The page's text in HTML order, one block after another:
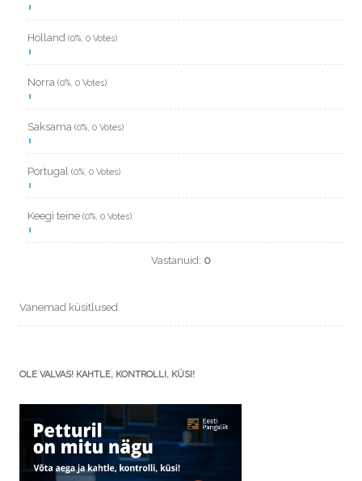
Holland (0%, 0 Votes)
Norra (0%, 0 Votes)
Saksama (0%, 0 Votes)
Portugal (0%, 0 Votes)
Keegi teine (0%, 0 Votes)
Vastanuid: 0
Vanemad küsitlused
OLE VALVAS! KAHTLE, KONTROLLI, KÜSI!